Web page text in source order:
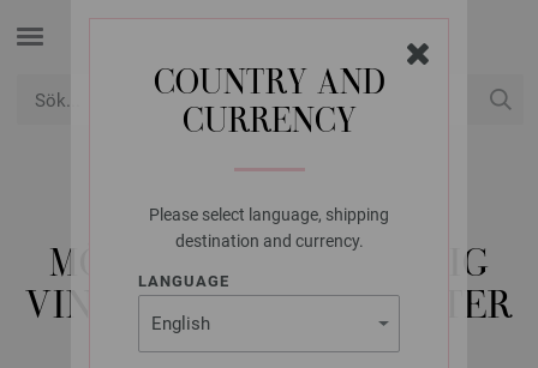
COUNTRY AND
CURRENCY
Please select language, shipping
destination and currency.
LANGUAGE
LANA GROSSA
MÖSSA COOL WOOL BIG
VINTAGE - STICKMÖNSTER
(DK)